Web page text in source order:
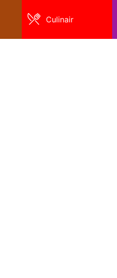
Culinair